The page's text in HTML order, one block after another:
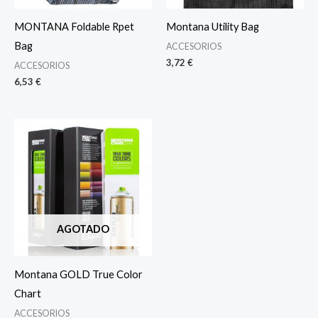
MONTANA Foldable Rpet
Bag
ACCESORIOS
6,53 €
Montana Utility Bag
ACCESORIOS
3,72 €
AGOTADO
Montana GOLD True Color
Chart
ACCESORIOS